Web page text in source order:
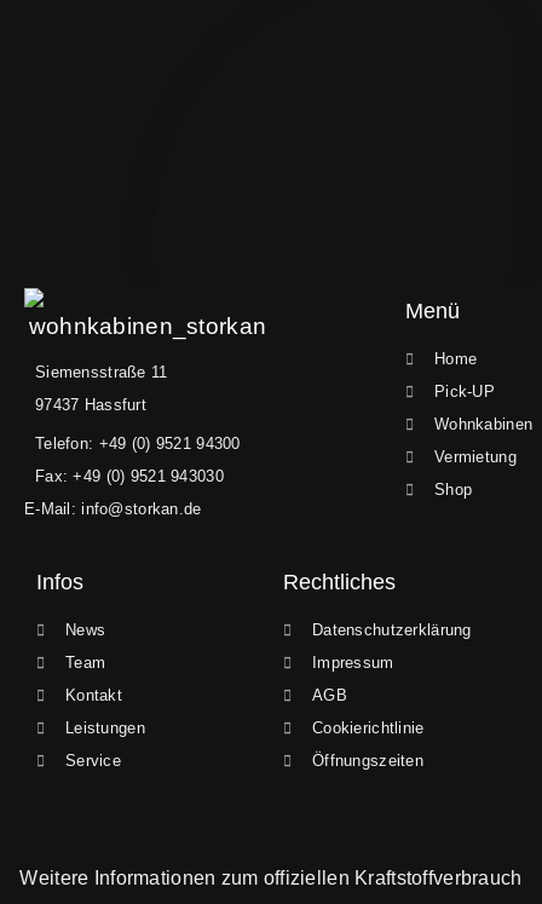
Siemensstraße 11
97437 Hassfurt
Telefon: +49 (0) 9521 94300
Fax: +49 (0) 9521 943030
E-Mail: info@storkan.de
Menü
Home
Pick-UP
Wohnkabinen
Vermietung
Shop
Infos
News
Team
Kontakt
Leistungen
Service
Rechtliches
Datenschutzerklärung
Impressum
AGB
Cookierichtlinie
Öffnungszeiten
Weitere Informationen zum offiziellen Kraftstoffverbrauch